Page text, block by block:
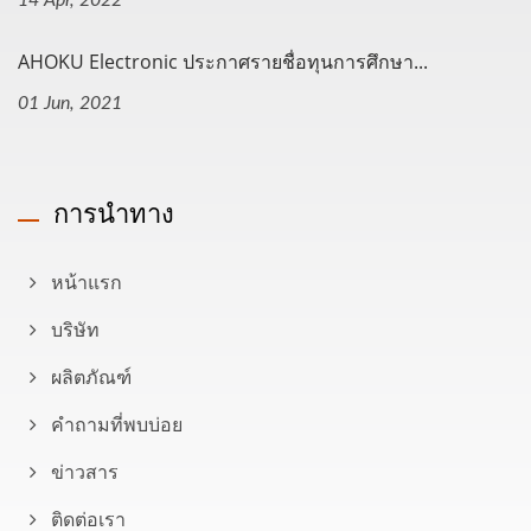
AHOKU Electronic ประกาศรายชื่อทุนการศึกษา...
01 Jun, 2021
การนำทาง
หน้าแรก
บริษัท
ผลิตภัณฑ์
คำถามที่พบบ่อย
ข่าวสาร
ติดต่อเรา